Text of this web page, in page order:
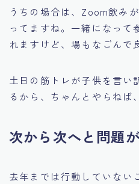
うちの場合は、Zoom飲み
ってますね。一緒になって
れますけど、場もなごんで
土日の筋トレが子供を言い
るから、ちゃんとやらねば
次から次へと問題が
去年までは行動していない